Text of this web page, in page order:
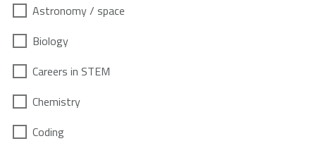
Astronomy / space
Biology
Careers in STEM
Chemistry
Coding